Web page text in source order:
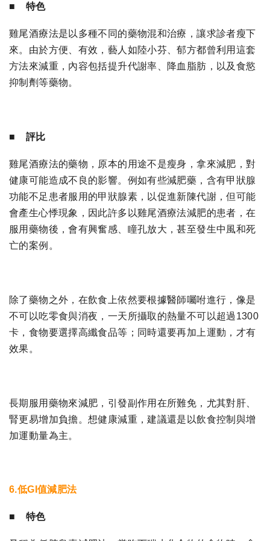
■ 特色
雞尾酒療法是以多種不同的藥物混和治療，讓求診者瘦下
來。由於方便、有效，藝人如陸小芬、郁方都曾利用這套
方法來減重，內容包括提升代謝率、降血脂肪，以及食慾
抑制劑等藥物。
■ 評比
雞尾酒療法的藥物，原本的用途不是瘦身，拿來減肥，對
健康可能造成不良的影響。例如有些減肥藥，含有甲狀腺
功能不足患者服用的甲狀腺素，以促進新陳代謝，但可能
會產生心悸現象，因此許多以雞尾酒療法減肥的患者，在
服用藥物後，會有興奮感、瞳孔放大，甚至發生中風和死
亡的案例。
除了藥物之外，在飲食上依然要根據醫師囑咐進行，像是
不可以吃零食與消夜，一天所攝取的熱量不可以超過1300
卡，食物要選擇高纖食品等；同時還要再加上運動，才有
效果。
長期服用藥物來減肥，引發副作用在所難免，尤其對肝、
腎更易增加負擔。想健康減重，建議還是以飲食控制與增
加運動量為主。
6.低GI值減肥法
■ 特色